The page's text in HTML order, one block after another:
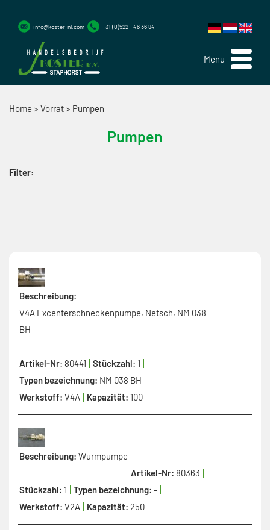
Menu
info@koster-nl.com +31 (0)522 - 46 36 84
Home > Vorrat> Pumpen
Pumpen
Filter:
Beschreibung:
V4A Excenterschneckenpumpe, Netsch, NM 038
BH
Artikel-Nr: 80441 Stückzahl: 1
Typen bezeichnung: NM 038 BH
Werkstoff: V4A Kapazität: 100
Beschreibung: Wurmpumpe
Artikel-Nr: 80363
Stückzahl: 1 Typen bezeichnung: -
Werkstoff: V2A Kapazität: 250